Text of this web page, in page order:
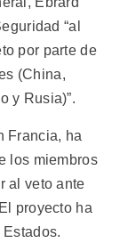
“al
por parte de
(China,
y Rusia)”.
Francia, ha
los miembros
al veto ante
proyecto ha